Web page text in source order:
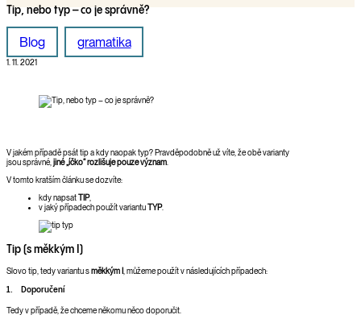
Tip, nebo typ – co je správně?
Blog gramatika
1. 11. 2021
V jakém případě psát tip a kdy naopak typ? Pravděpodobně už víte, že obě varianty
jsou správné, jiné „íčko“ rozlišuje pouze význam
V tomto kratším článku se dozvíte:
kdy napsatTIP,
v jaký případech použít variantuTYP.
Tip (s měkkým I)
Slovo tip, tedy variantu směkkým I , můžeme použít v následujících případech:
1. Doporučení
Tedy v případě, že chceme někomu něco doporučit.